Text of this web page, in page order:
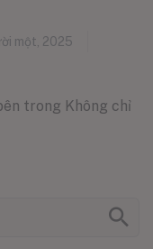
một, 2025
trong Không chỉ